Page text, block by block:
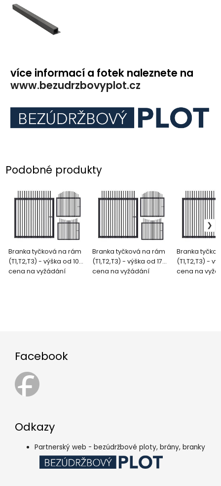
více informací a fotek naleznete na
www.bezudrzbovyplot.cz
Podobné produkty
Branka tyčková na rám
(T1,T2,T3) - výška od 1001
do 1100mm
cena na vyžádání
Branka tyčková na rám
(T1,T2,T3) - výška od 1701
do 1800mm
cena na vyžádání
Branka
(T1,T2,T3) -
do 1500mm
cena na
Facebook
Odkazy
Partnerský web - bezúdržbové ploty, brány, branky